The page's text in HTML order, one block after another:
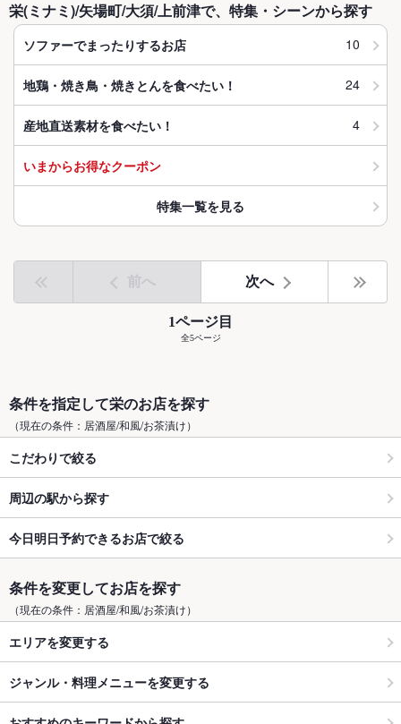
栄(ミナミ)/矢場町/大須/上前津で、特集・シーンから探す
ソファーでまったりするお店 10
地鶏・焼き鳥・焼きとんを食べたい！ 24
産地直送素材を食べたい！ 4
いまからお得なクーポン
特集一覧を見る
前へ 次へ
1ページ目
全5ページ
条件を指定して栄のお店を探す
（現在の条件：居酒屋/和風/お茶漬け）
こだわりで絞る
周辺の駅から探す
今日明日予約できるお店で絞る
条件を変更してお店を探す
（現在の条件：居酒屋/和風/お茶漬け）
エリアを変更する
ジャンル・料理メニューを変更する